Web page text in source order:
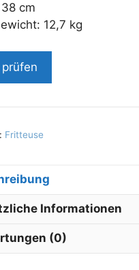
cm
12,7 kg
Fritteuse
Informationen
(0)